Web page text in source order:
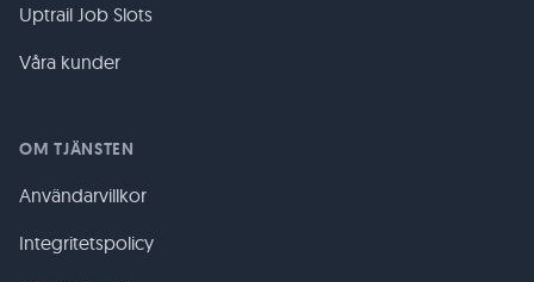
Uptrail Job Slots
Våra kunder
OM TJÄNSTEN
Användarvillkor
Integritetspolicy